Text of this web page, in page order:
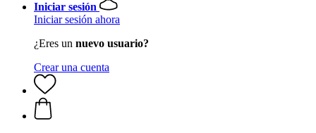
Iniciar sesión
Iniciar sesión ahora
¿Eres un nuevo usuario?
Crear una cuenta